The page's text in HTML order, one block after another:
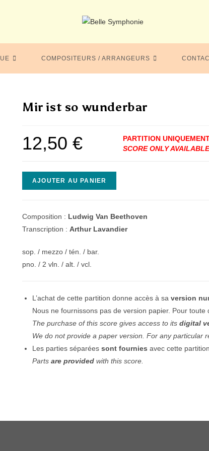
COMPOSITEURS / ARRANGEURS
Mir ist so wunderbar
12,50 €
quantité
de
ist
so
AJOUTER AU PANIER
Composition : Ludwig Van Beethoven
Transcription : Arthur Lavandier
sop. / mezzo / tén. / bar.
pno. / 2 vln. / alt. / vcl.
L’achat de cette partition donne accès à sa version
Nous ne fournissons pas de version papier. Pour
The purchase of this score gives access to its digital
We do not provide a paper version. For any particular
Les parties séparées sont fournies avec cette partition.
Parts are provided with this score.